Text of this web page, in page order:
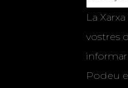
La
vostres
Podeu